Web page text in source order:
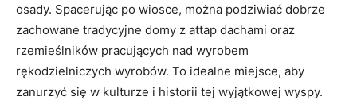
osady. Spacerując⁤ po ‌wiosce,⁢ można podziwiać dobrze
zachowane tradycyjne domy z attap dachami oraz​
rzemieślników ⁤pracujących nad ⁤wyrobem
rękodzielniczych wyrobów. To idealne miejsce, aby
zanurzyć się ‌w kulturze i⁢ historii⁤ tej wyjątkowej wyspy.